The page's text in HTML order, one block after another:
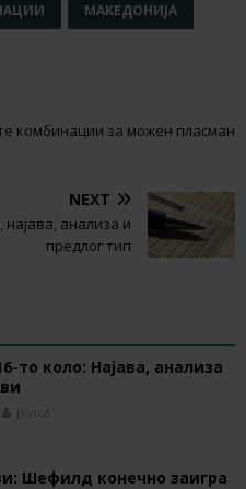
МАКЕДОНИЈА
комбинации за можен пласман
NEXT
анализа и
предлог тип
то коло: Најава, анализа
Jovica
Шефилд конечно заигра